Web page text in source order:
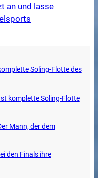
an und lasse
Soling-Flotte des
komplette Soling-Flotte
Mann, der dem
den Finals ihre